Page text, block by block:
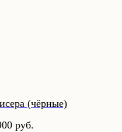
(чёрные)
руб.